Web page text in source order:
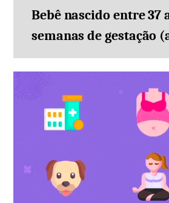
Bebê nascido entre 37
semanas de gestação